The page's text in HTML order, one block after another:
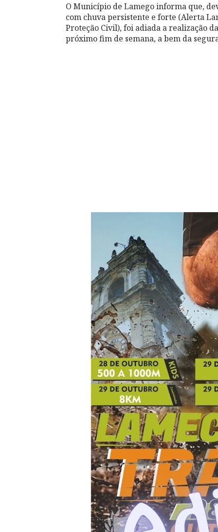
O Município de Lamego informa que,
com chuva persistente e forte (Alerta
Proteção Civil), foi adiada a realização
próximo fim de semana, a bem da